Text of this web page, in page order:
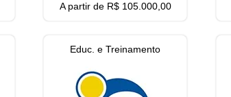
A partir de R$ 105.000,00
Educ. e Treinamento